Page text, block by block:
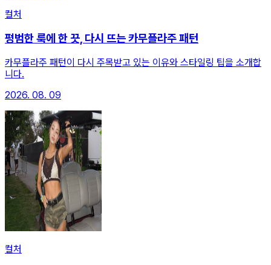
컬처
평범한 룩에 한 끗, 다시 뜨는 카무플라주 패턴
카무플라주 패턴이 다시 주목받고 있는 이유와 스타일링 팁을 소개합
니다.
2026. 08. 09
컬처